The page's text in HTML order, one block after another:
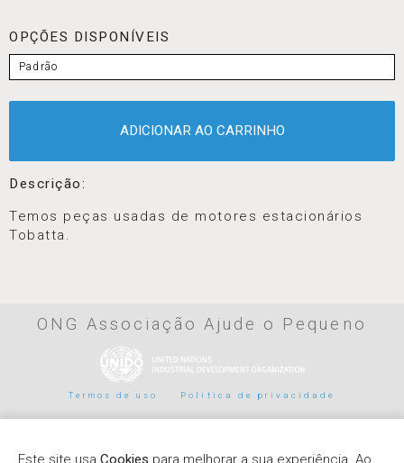
OPÇÕES DISPONÍVEIS
Padrão
ADICIONAR AO CARRINHO
Descrição:
Temos peças usadas de motores estacionários
Tobatta.
ONG Associação Ajude o Pequeno
Termos de uso Politica de privacidade
Este site usa Cookies para melhorar a sua experiência. Ao